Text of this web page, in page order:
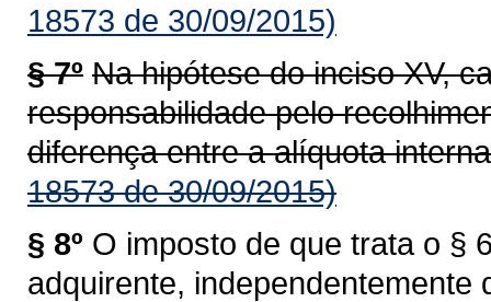
18573 de 30/09/2015)
§ 7º Na hipótese do inciso XV,
responsabilidade pelo
diferença entre a alíquota
18573 de 30/09/2015)
§ 8º O imposto de que trata o §
adquirente, independentemente